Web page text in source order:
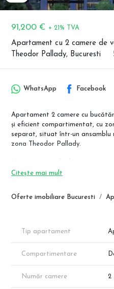
91,200 € + 21% TVA
Apartament cu 2 camere de
Theodor Pallady, Bucuresti
Oferte imobiliare Bucuresti
WhatsApp Facebook
Apartament 2 camere cu
și eficient compartimentat, cu
separat, situat într-un ansamblu
zona Theodor Pallady.
investiție, datorită suprafeței
Apartamentele se predau la
📍 Stația de metrou Nicolae
pe jos.
📐 Compartimentare &
Suprafață utilă: 49,45 mp
Suprafață logie: 6,65 mp
Citește mai mult
Tip apartament
Compartimentare
Număr camere 2